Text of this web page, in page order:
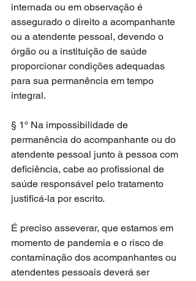
internada ou em observação é
assegurado o direito a acompanhante
ou a atendente pessoal, devendo o
órgão ou a instituição de saúde
proporcionar condições adequadas
para sua permanência em tempo
integral.
§ 1º Na impossibilidade de
permanência do acompanhante ou do
atendente pessoal junto à pessoa com
deficiência, cabe ao profissional de
saúde responsável pelo tratamento
justificá-la por escrito.
É preciso asseverar, que estamos em
momento de pandemia e o risco de
contaminação dos acompanhantes ou
atendentes pessoais deverá ser